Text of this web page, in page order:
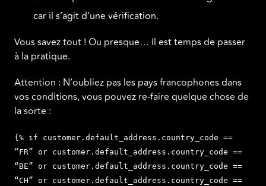
car il s’agit d’une vérification.
Vous savez tout ! Ou presque… Il est temps de passer
à la pratique.
Attention : N’oubliez pas les pays francophones dans
vos conditions, vous pouvez re-faire quelque chose de
la sorte :
{% if customer.default_address.country_code ==
“FR” or customer.default_address.country_code ==
“BE” or customer.default_address.country_code ==
“CH” or customer.default_address.country_code ==